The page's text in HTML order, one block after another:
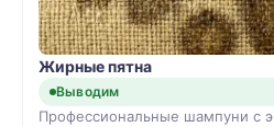
Жирные пятна
Выводим
Профессиональные шампуни с